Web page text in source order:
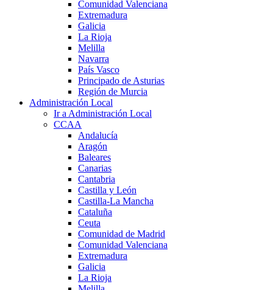
Comunidad Valenciana
Extremadura
Galicia
La Rioja
Melilla
Navarra
País Vasco
Principado de Asturias
Región de Murcia
Administración Local
Ir a Administración Local
CCAA
Andalucía
Aragón
Baleares
Canarias
Cantabria
Castilla y León
Castilla-La Mancha
Cataluña
Ceuta
Comunidad de Madrid
Comunidad Valenciana
Extremadura
Galicia
La Rioja